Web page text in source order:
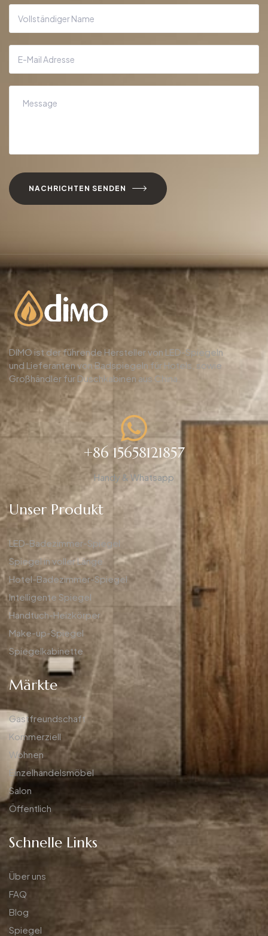
NACHRICHTEN SENDEN
DIMO ist der führende Hersteller von LED-Spiegeln
und Lieferanten von Badspiegeln für Hotels, sowie
Großhändler für Duschkabinen aus China.
+86 15658121857
Handy & Whatsapp
Unser Produkt
LED-Badezimmer-Spiegel
Spiegel in voller Länge
Hotel-Badezimmer-Spiegel
Intelligente Spiegel
Handtuch-Heizkörper
Make-up-Spiegel
Spiegelkabinette
Märkte
Gastfreundschaft
Kommerziell
Wohnen
Einzelhandelsmöbel
Salon
Öffentlich
Schnelle Links
Über uns
FAQ
Blog
Spiegel